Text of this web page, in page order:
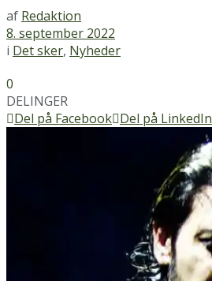
af Redaktion
8. september 2022
i Det sker, Nyheder
0
DELINGER
Del på Facebook Del på LinkedIn